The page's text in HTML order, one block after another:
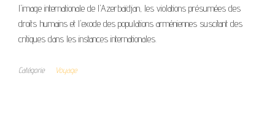
l'image internationale de l'Azerbaïdjan, les violations présumées des
droits humains et l'exode des populations arméniennes suscitant des
critiques dans les instances internationales.
Catégorie Voyage